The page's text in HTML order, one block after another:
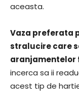
aceasta.
Vaza preferata
stralucire care
aranjamentelor
incerca sa ii
acest tip de